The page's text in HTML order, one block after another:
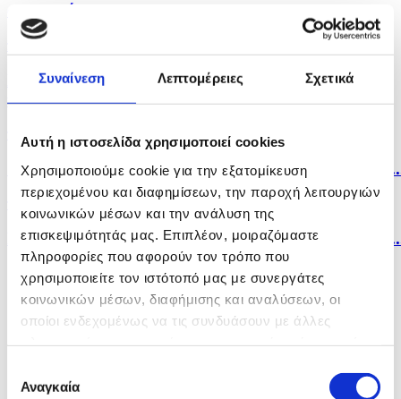
Συναίνεση Λεπτομέρειες Σχετικά
Αυτή η ιστοσελίδα χρησιμοποιεί cookies
Χρησιμοποιούμε cookie για την εξατομίκευση
περιεχομένου και διαφημίσεων, την παροχή λειτουργιών
κοινωνικών μέσων και την ανάλυση της
επισκεψιμότητάς μας. Επιπλέον, μοιραζόμαστε
πληροφορίες που αφορούν τον τρόπο που
χρησιμοποιείτε τον ιστότοπό μας με συνεργάτες
κοινωνικών μέσων, διαφήμισης και αναλύσεων, οι
οποίοι ενδεχομένως να τις συνδυάσουν με άλλες
των υπηρεσιών τους.
συγκατάθεσης
Αναγκαία
στοχευμένων...
Σαουδική Αραβία, Τουρκία και Πακιστάν
υπογράφουν...
πριν 41 λεπτά
Ο πόλεμος με το Ιράν «θα τελειώσει σύντομα» λέει
πριν 42 λεπτά
Στους 58 οι νεκροί, δεκάδες τραυματίες από